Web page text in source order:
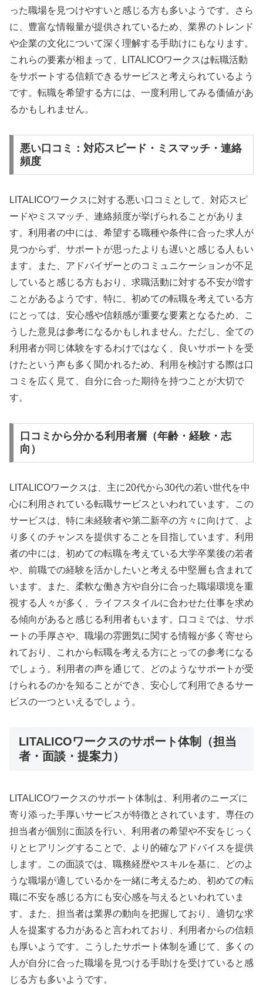
った職場を見つけやすいと感じる方も多いようです。さら
に、豊富な情報量が提供されているため、業界のトレンド
や企業の文化について深く理解する手助けにもなります。
これらの要素が相まって、LITALICOワークスは転職活動
をサポートする信頼できるサービスと考えられているよう
です。転職を希望する方には、一度利用してみる価値があ
るかもしれません。
悪い口コミ：対応スピード・ミスマッチ・連絡
頻度
LITALICOワークスに対する悪い口コミとして、対応スピ
ードやミスマッチ、連絡頻度が挙げられることがありま
す。利用者の中には、希望する職種や条件に合った求人が
見つからず、サポートが思ったよりも遅いと感じる人もい
ます。また、アドバイザーとのコミュニケーションが不足
していると感じる方もおり、求職活動に対する不安が増す
ことがあるようです。特に、初めての転職を考えている方
にとっては、安心感や信頼感が重要な要素となるため、こ
うした意見は参考になるかもしれません。ただし、全ての
利用者が同じ体験をするわけではなく、良いサポートを受
けたという声も多く聞かれるため、利用を検討する際は口
コミを広く見て、自分に合った期待を持つことが大切で
す。
口コミから分かる利用者層（年齢・経験・志
向）
LITALICOワークスは、主に20代から30代の若い世代を中
心に利用されている転職サービスといわれています。この
サービスは、特に未経験者や第二新卒の方々に向けて、よ
り多くのチャンスを提供することを目指しています。利用
者の中には、初めての転職を考えている大学卒業後の若者
や、前職での経験を活かしたいと考える中堅層も含まれて
います。また、柔軟な働き方や自分に合った職場環境を重
視する人々が多く、ライフスタイルに合わせた仕事を求め
る傾向があると感じる利用者もいます。口コミでは、サポ
ートの手厚さや、職場の雰囲気に関する情報が多く寄せら
れており、これから転職を考える方にとっての参考になる
でしょう。利用者の声を通じて、どのようなサポートが受
けられるのかを知ることができ、安心して利用できるサー
ビスの一つといえるでしょう。
LITALICOワークスのサポート体制（担当
者・面談・提案力）
LITALICOワークスのサポート体制は、利用者のニーズに
寄り添った手厚いサービスが特徴とされています。専任の
担当者が個別に面談を行い、利用者の希望や不安をじっく
りとヒアリングすることで、より的確なアドバイスを提供
します。この面談では、職務経歴やスキルを基に、どのよ
うな職場が適しているかを一緒に考えるため、初めての転
職に不安を感じる方にも安心感を与えるといわれていま
す。また、担当者は業界の動向を把握しており、適切な求
人を提案する力があると言われており、利用者からの信頼
も厚いようです。こうしたサポート体制を通じて、多くの
人が自分に合った職場を見つける手助けを受けていると感
じる方も多いようです。